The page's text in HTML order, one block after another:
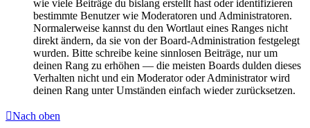
wie viele Beiträge du bislang erstellt hast oder identifizieren
bestimmte Benutzer wie Moderatoren und Administratoren.
Normalerweise kannst du den Wortlaut eines Ranges nicht
direkt ändern, da sie von der Board-Administration festgelegt
wurden. Bitte schreibe keine sinnlosen Beiträge, nur um
deinen Rang zu erhöhen — die meisten Boards dulden dieses
Verhalten nicht und ein Moderator oder Administrator wird
deinen Rang unter Umständen einfach wieder zurücksetzen.
Nach oben